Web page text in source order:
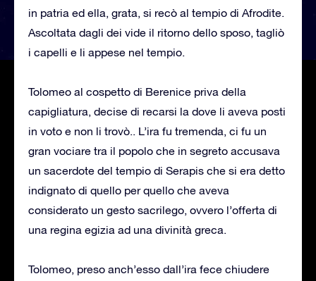
in patria ed ella, grata, si recò al tempio di Afrodite.
Ascoltata dagli dei vide il ritorno dello sposo, tagliò
i capelli e li appese nel tempio.
Tolomeo al cospetto di Berenice priva della
capigliatura, decise di recarsi la dove li aveva posti
in voto e non li trovò.. L’ira fu tremenda, ci fu un
gran vociare tra il popolo che in segreto accusava
un sacerdote del tempio di Serapis che si era detto
indignato di quello per quello che aveva
considerato un gesto sacrilego, ovvero l’offerta di
una regina egizia ad una divinità greca.
Tolomeo, preso anch’esso dall’ira fece chiudere